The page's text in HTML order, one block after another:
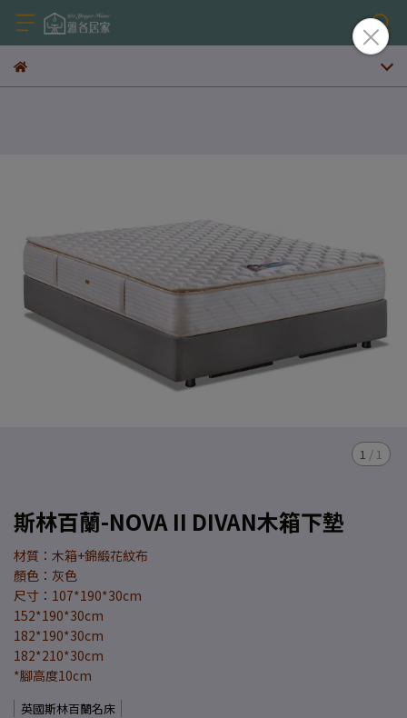
1 / 1
斯林百蘭-NOVA II DIVAN木箱下墊
材質：木箱+錦緞花紋布
顏色：灰色
尺寸：107*190*30cm
152*190*30cm
182*190*30cm
182*210*30cm
*腳高度10cm
英國斯林百蘭名床